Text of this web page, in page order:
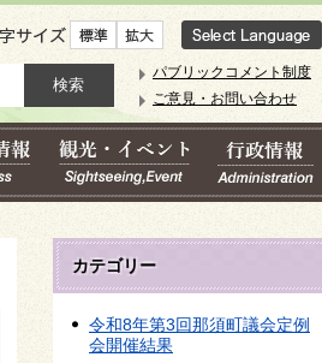
文字サイズ
パブリックコメント制度
ご意見・お問い合わせ
カテゴリー
令和8年第3回那須町議会定例
会開催結果